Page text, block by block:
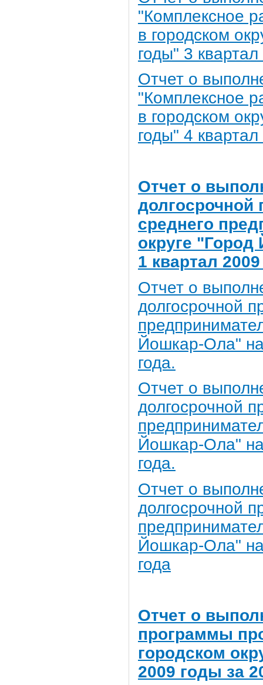
"Комплексное
в городском
годы" 3
Отчет о
"Комплексное
в городском
годы" 4
Отчет о
долгосрочной
среднего
округе
1 квартал
Отчет о
долгосрочной
Йошкар-Ола" на
года.
Отчет о
долгосрочной
Йошкар-Ола"
года.
Отчет о
долгосрочной
Йошкар-Ола"
года
Отчет о
программы
городском
2009 годы за